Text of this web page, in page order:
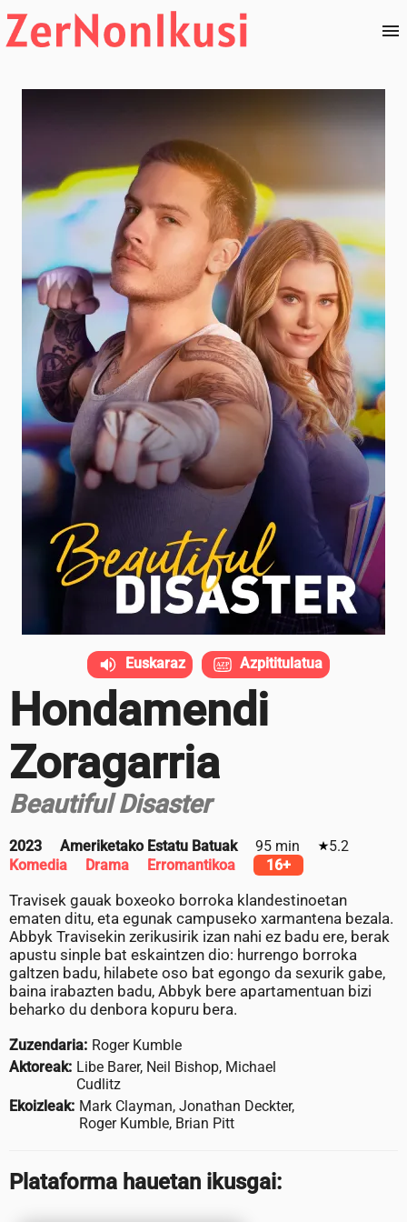
Hondamendi
Zoragarria
Beautiful Disaster
2023 Ameriketako Estatu Batuak 95 min
5.2
Komedia
Drama Erromantikoa 16+
Travisek gauak boxeoko borroka klandestinoetan
ematen ditu, eta egunak campuseko xarmantena bezala.
Abbyk Travisekin zerikusirik izan nahi ez badu ere, berak
apustu sinple bat eskaintzen dio: hurrengo borroka
galtzen badu, hilabete oso bat egongo da sexurik gabe,
baina irabazten badu, Abbyk bere apartamentuan bizi
beharko du denbora kopuru bera.
Zuzendaria: Roger Kumble
Aktoreak: Libe Barer, Neil Bishop, Michael
Cudlitz
Ekoizleak: Mark Clayman, Jonathan Deckter,
Roger Kumble, Brian Pitt
Plataforma hauetan ikusgai:
Euskaraz Azpititulatua